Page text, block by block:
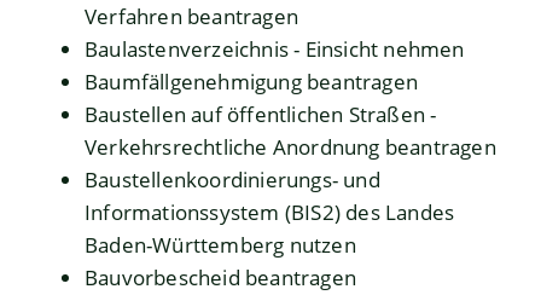
Verfahren beantragen
Baulastenverzeichnis - Einsicht nehmen
Baumfällgenehmigung beantragen
Baustellen auf öffentlichen Straßen -
Verkehrsrechtliche Anordnung beantragen
Baustellenkoordinierungs- und
Informationssystem (BIS2) des Landes
Baden-Württemberg nutzen
Bauvorbescheid beantragen